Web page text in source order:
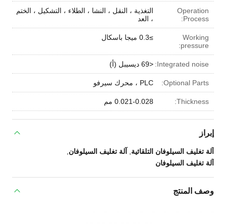
Operation
Process:
التغذية ، النقل ، النشا ، الطلاء ، التشكيل ، الختم
، العد
Working
pressure:
≥0.3 ميجا باسكال
Integrated noise: <69 ديسيبل (أ)
Optional Parts: PLC ، محرك سيرفو
Thickness: 0.021-0.028 مم
إبراز
آلة تغليف السيلوفان التلقائية آلة تغليف السيلوفان
آلة تغليف السيلوفان
وصف المنتج